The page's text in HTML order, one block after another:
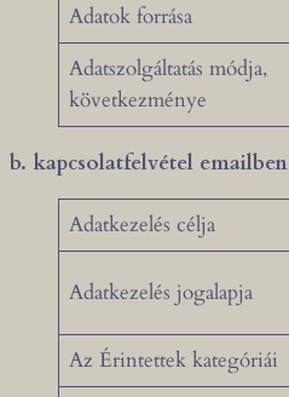
Adatok forrása
Adatszolgáltatás módja,
következménye
b. kapcsolatfelvétel emailben
Adatkezelés célja
Adatkezelés jogalapja
Az Érintettek kategóriái